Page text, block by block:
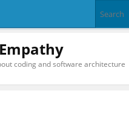
coding and software architecture